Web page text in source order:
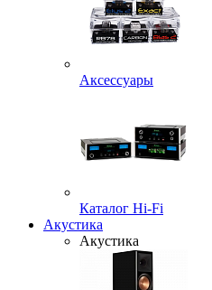
Аксессуары
Каталог Hi-Fi
Акустика
Акустика